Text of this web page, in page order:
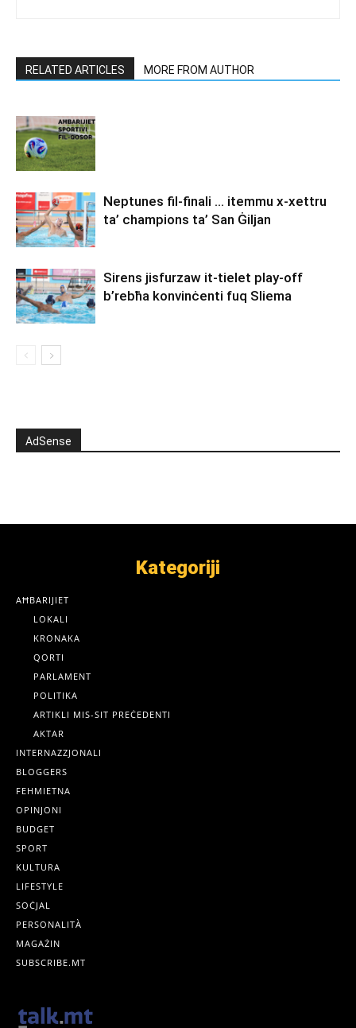
RELATED ARTICLES MORE FROM AUTHOR
Neptunes fil-finali … itemmu x-xettru
ta’ champions ta’ San Ġiljan
Sirens jisfurzaw it-tielet play-off
b’rebħa konvinċenti fuq Sliema
AdSense
Kategoriji
AĦBARIJIET
LOKALI
KRONAKA
QORTI
PARLAMENT
POLITIKA
ARTIKLI MIS-SIT PREĊEDENTI
AKTAR
INTERNAZZJONALI
BLOGGERS
FEHMIETNA
OPINJONI
BUDGET
SPORT
KULTURA
LIFESTYLE
SOĊJAL
PERSONALITÀ
MAGAŻIN
SUBSCRIBE.MT